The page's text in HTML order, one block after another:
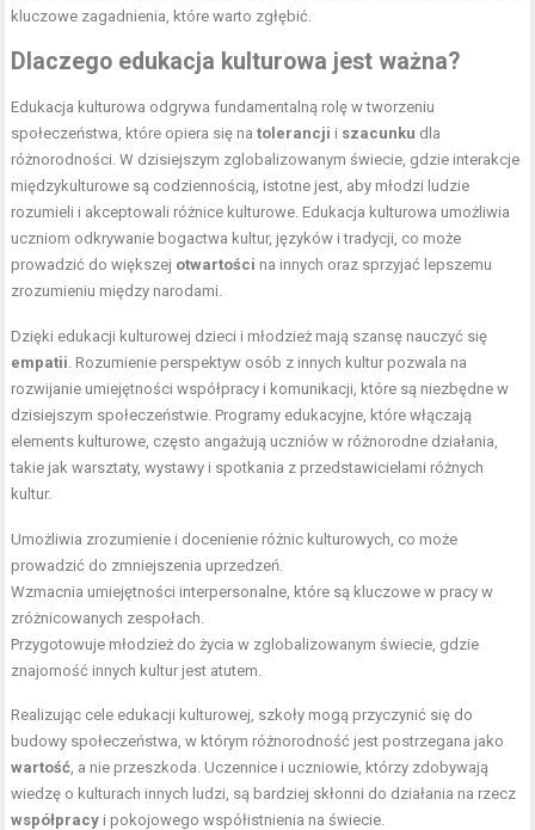
kluczowe zagadnienia, które warto zgłębić.
Dlaczego edukacja kulturowa jest ważna?
Edukacja kulturowa odgrywa fundamentalną rolę w tworzeniu
społeczeństwa, które opiera się natolerancji i szacunku dla
różnorodności. W dzisiejszym zglobalizowanym świecie, gdzie interakcje
międzykulturowe są codziennością, istotne jest, aby młodzi ludzie
rozumieli i akceptowali różnice kulturowe. Edukacja kulturowa umożliwia
uczniom odkrywanie bogactwa kultur, języków i tradycji, co może
prowadzić do większej otwartości na innych oraz sprzyjać lepszemu
zrozumieniu między narodami.
Dzięki edukacji kulturowej dzieci i młodzież mają szansę nauczyć się
empatii . Rozumienie perspektyw osób z innych kultur pozwala na
rozwijanie umiejętności współpracy i komunikacji, które są niezbędne w
dzisiejszym społeczeństwie. Programy edukacyjne, które włączają
elements kulturowe, często angażują uczniów w różnorodne działania,
takie jak warsztaty, wystawy i spotkania z przedstawicielami różnych
kultur.
Umożliwia zrozumienie i docenienie różnic kulturowych, co może
prowadzić do zmniejszenia uprzedzeń.
Wzmacnia umiejętności interpersonalne, które są kluczowe w pracy w
zróżnicowanych zespołach.
Przygotowuje młodzież do życia w zglobalizowanym świecie, gdzie
znajomość innych kultur jest atutem.
Realizując cele edukacji kulturowej, szkoły mogą przyczynić się do
budowy społeczeństwa, w którym różnorodność jest postrzegana jako
wartość , a nie przeszkoda. Uczennice i uczniowie, którzy zdobywają
wiedzę o kulturach innych ludzi, są bardziej skłonni do działania na rzecz
współpracy i pokojowego współistnienia na świecie.